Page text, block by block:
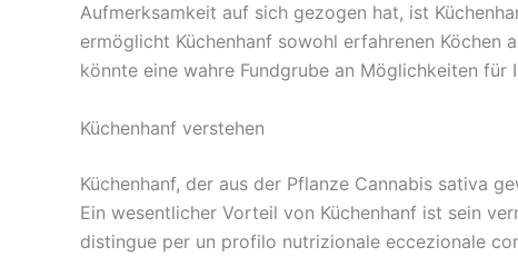
Aufmerksamkeit auf sich gezogen hat, ist
ermöglicht Küchenhanf sowohl erfahrenen Köchen
könnte eine wahre Fundgrube an Möglichkeiten für
Küchenhanf verstehen
Küchenhanf, der aus der Pflanze Cannabis sativa
Ein wesentlicher Vorteil von Küchenhanf ist sein
distingue per un profilo nutrizionale eccezionale